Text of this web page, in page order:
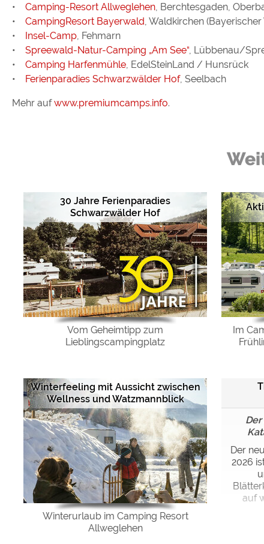
• Camping-Resort Allweglehen , Berchtesgaden,
• CampingResort Bayerwald , Waldkirchen
• Insel-Camp , Fehmarn
• Spreewald-Natur-Camping „Am See“ , Lübbenau/
• Camping Harfenmühle , EdelSteinLand / Hunsrück
• Ferienparadies Schwarzwälder Hof, Seelbach
Mehr aufwww.premiumcamps.info.
30 Jahre Ferienparadies
Schwarzwälder Hof
Vom Geheimtipp zum
Lieblingscampingplatz
Im
Winterfeeling mit Aussicht zwischen
Wellness und Watzmannblick
Winterurlaub im Camping Resort
Allweglehen
Der
2026
auf